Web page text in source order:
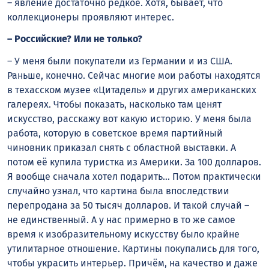
– явление достаточно редкое. Хотя, бывает, что
коллекционеры проявляют интерес.
– Российские? Или не только?
– У меня были покупатели из Германии и из США.
Раньше, конечно. Сейчас многие мои работы находятся
в техасском музее «Цитадель» и других американских
галереях. Чтобы показать, насколько там ценят
искусство, расскажу вот какую историю. У меня была
работа, которую в советское время партийный
чиновник приказал снять с областной выставки. А
потом её купила туристка из Америки. За 100 долларов.
Я вообще сначала хотел подарить… Потом практически
случайно узнал, что картина была впоследствии
перепродана за 50 тысяч долларов. И такой случай –
не единственный. А у нас примерно в то же самое
время к изобразительному искусству было крайне
утилитарное отношение. Картины покупались для того,
чтобы украсить интерьер. Причём, на качество и даже